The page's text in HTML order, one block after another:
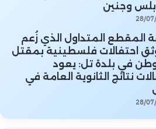
وجنين
28/
المقطع المتداول الذي زُعم
احتفالات فلسطينية بمقتل
في بلدة تل: يعود
نتائج الثانوية العامة في
28/